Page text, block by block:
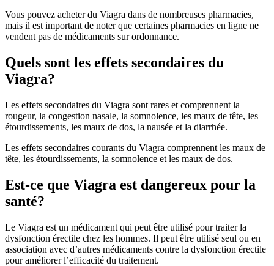
Vous pouvez acheter du Viagra dans de nombreuses pharmacies,
mais il est important de noter que certaines pharmacies en ligne ne
vendent pas de médicaments sur ordonnance.
Quels sont les effets secondaires du
Viagra?
Les effets secondaires du Viagra sont rares et comprennent la
rougeur, la congestion nasale, la somnolence, les maux de tête, les
étourdissements, les maux de dos, la nausée et la diarrhée.
Les effets secondaires courants du Viagra comprennent les maux de
tête, les étourdissements, la somnolence et les maux de dos.
Est-ce que Viagra est dangereux pour la
santé?
Le Viagra est un médicament qui peut être utilisé pour traiter la
dysfonction érectile chez les hommes. Il peut être utilisé seul ou en
association avec d’autres médicaments contre la dysfonction érectile
pour améliorer l’efficacité du traitement.